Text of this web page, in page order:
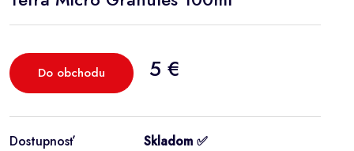
Do obchodu 5 €
Dostupnosť
Skladom ✅